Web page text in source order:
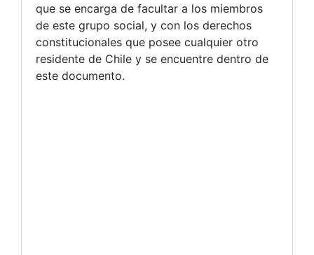
que se encarga de facultar a los miembros
de este grupo social, y con los derechos
constitucionales que posee cualquier otro
residente de Chile y se encuentre dentro de
este documento.